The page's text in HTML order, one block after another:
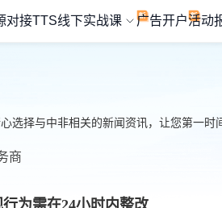
对接TTS线下实战课 广告开户活动
选择与中非相关的新闻资讯，让您第一时
商
为需在24小时内整改